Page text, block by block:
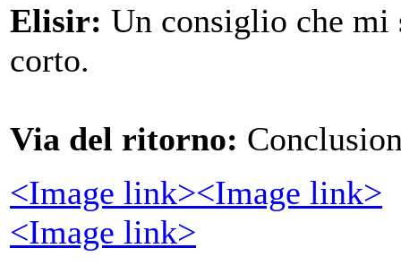
Elisir: Un consiglio che mi
corto.
Via del ritorno:
<Image link><Image link>
<Image link>